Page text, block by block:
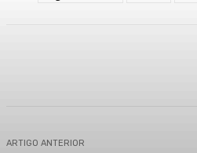
ARTIGO ANTERIOR